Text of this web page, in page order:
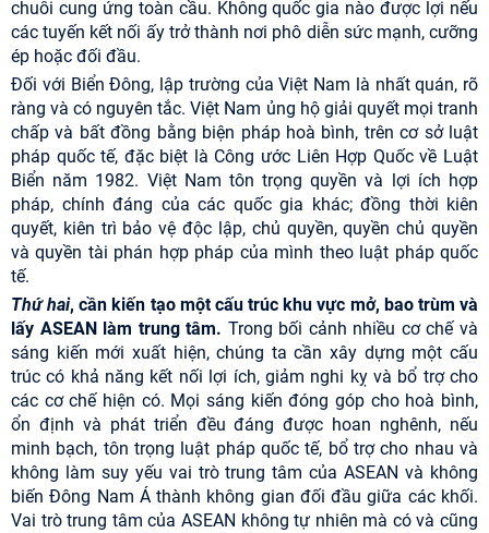
chuỗi cung ứng toàn cầu. Không quốc gia nào được lợi nếu
các tuyến kết nối ấy trở thành nơi phô diễn sức mạnh, cưỡng
ép hoặc đối đầu.
Đối với Biển Đông, lập trường của Việt Nam là nhất quán, rõ
ràng và có nguyên tắc. Việt Nam ủng hộ giải quyết mọi tranh
chấp và bất đồng bằng biện pháp hoà bình, trên cơ sở luật
pháp quốc tế, đặc biệt là Công ước Liên Hợp Quốc về Luật
Biển năm 1982. Việt Nam tôn trọng quyền và lợi ích hợp
pháp, chính đáng của các quốc gia khác; đồng thời kiên
quyết, kiên trì bảo vệ độc lập, chủ quyền, quyền chủ quyền
và quyền tài phán hợp pháp của mình theo luật pháp quốc
tế.
Thứ hai, cần kiến tạo một cấu trúc khu vực mở, bao trùm và
lấy ASEAN làm trung tâm. Trong bối cảnh nhiều cơ chế và
sáng kiến mới xuất hiện, chúng ta cần xây dựng một cấu
trúc có khả năng kết nối lợi ích, giảm nghi kỵ và bổ trợ cho
các cơ chế hiện có. Mọi sáng kiến đóng góp cho hoà bình,
ổn định và phát triển đều đáng được hoan nghênh, nếu
minh bạch, tôn trọng luật pháp quốc tế, bổ trợ cho nhau và
không làm suy yếu vai trò trung tâm của ASEAN và không
biến Đông Nam Á thành không gian đối đầu giữa các khối.
Vai trò trung tâm của ASEAN không tự nhiên mà có và cũng